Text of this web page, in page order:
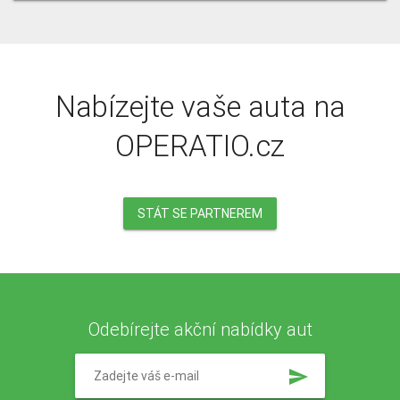
Nabízejte vaše auta na
OPERATIO.cz
STÁT SE PARTNEREM
Odebírejte akční nabídky aut
send